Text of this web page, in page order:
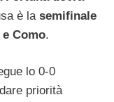
è la semifinale
Como.
lo 0-0
priorità